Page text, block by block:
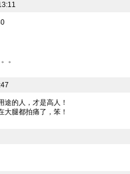
。
途的人，才是高人！
大腿都拍痛了，笨！